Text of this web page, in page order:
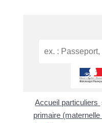
Accueil particuliers
primaire